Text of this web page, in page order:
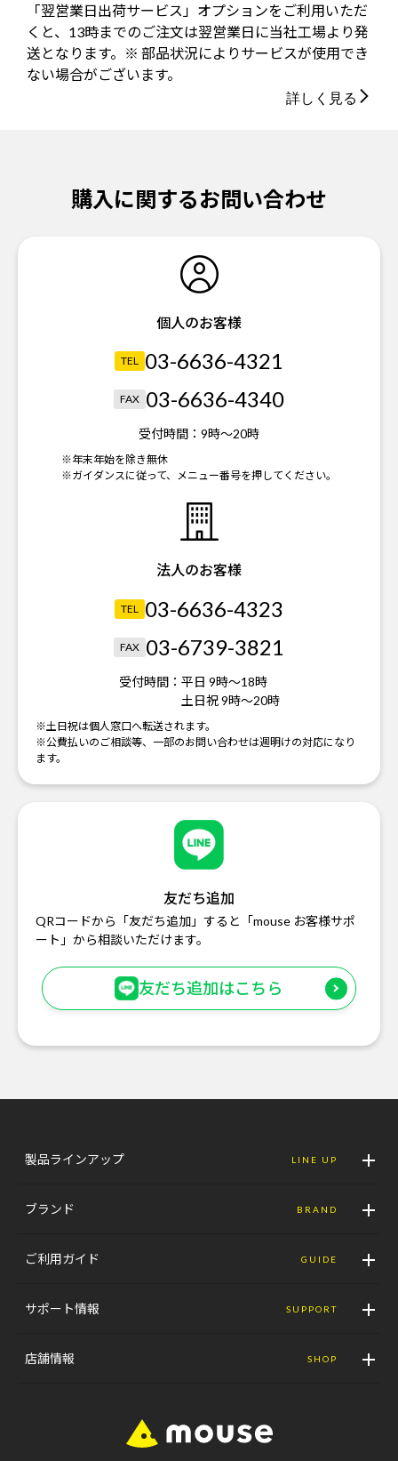
「翌営業日出荷サービス」オプションをご利用いただ
くと、13時までのご注文は翌営業日に当社工場より発
送となります。※ 部品状況によりサービスが使用でき
ない場合がございます。
詳しく見る
購入に関するお問い合わせ
個人のお客様
TEL 03-6636-4321
FAX 03-6636-4340
受付時間： 9時～20時
※年末年始を除き無休
※ガイダンスに従って、メニュー番号を押してください。
法人のお客様
TEL 03-6636-4323
FAX 03-6739-3821
受付時間： 平日 9時～18時
土日祝 9時～20時
※土日祝は個人窓口へ転送されます。
※公費払いのご相談等、一部のお問い合わせは週明けの対応になり
ます。
友だち追加
QRコードから「友だち追加」すると「mouse お客様サポ
ート」から相談いただけます。
友だち追加はこちら
製品ラインアップ LINE UP
ブランド BRAND
ご利用ガイド GUIDE
サポート情報 SUPPORT
店舗情報 SHOP